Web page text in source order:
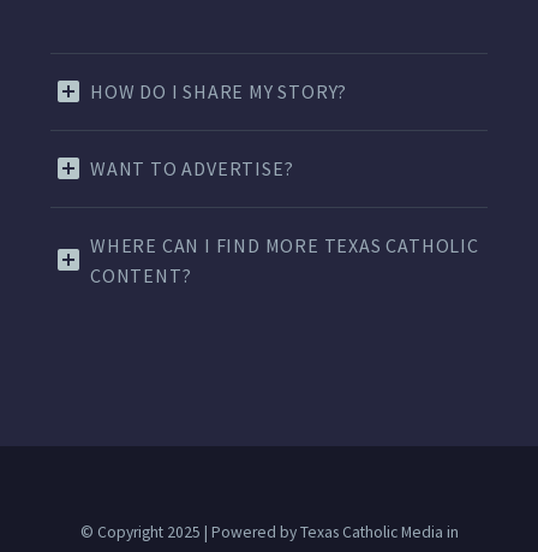
HOW DO I SHARE MY STORY?
WANT TO ADVERTISE?
WHERE CAN I FIND MORE TEXAS CATHOLIC
CONTENT?
© Copyright 2025 | Powered by Texas Catholic Media in